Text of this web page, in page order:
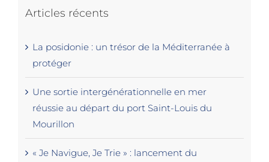
Articles récents
La posidonie : un trésor de la Méditerranée à
protéger
Une sortie intergénérationnelle en mer
réussie au départ du port Saint-Louis du
Mourillon
« Je Navigue, Je Trie » : lancement du